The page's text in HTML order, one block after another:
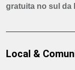
gratuita no sul da
Local &